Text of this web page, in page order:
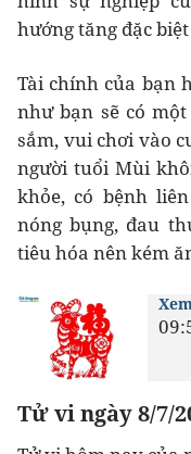
hướng tăng đặc
Tài chính của bạn
như bạn sẽ có
sắm, vui chơi vào
người tuổi Mùi
khỏe, có bệnh
nóng bụng, đau
tiêu hóa nên kém
Tử vi ngày 8/7/